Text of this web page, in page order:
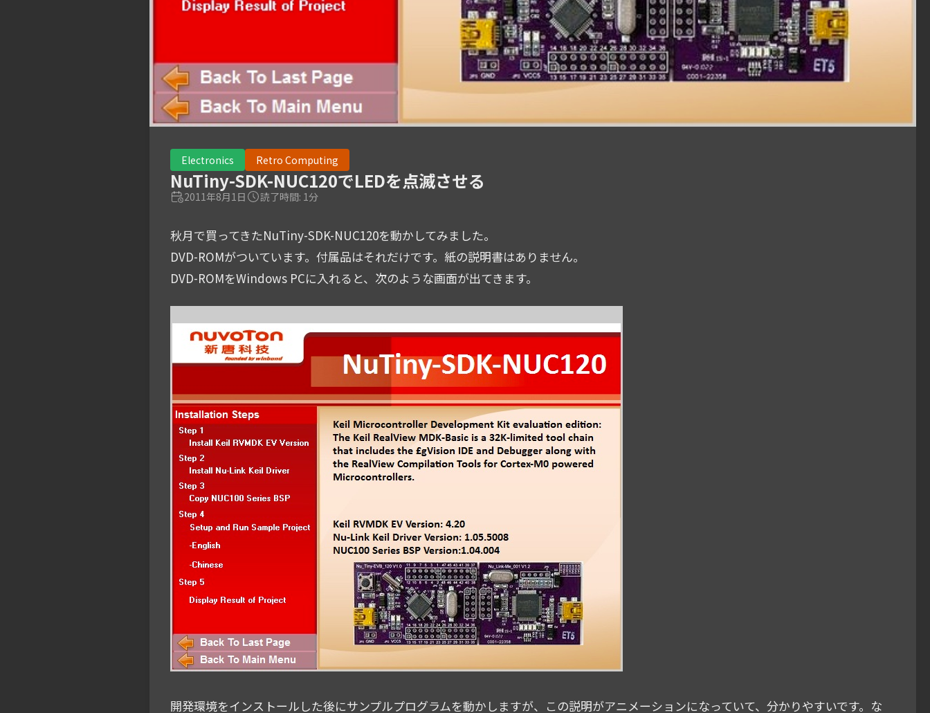
Electronics Retro Computing
NuTiny-SDK-NUC120でLEDを点滅させる
2011年8月1日 読了時間: 1分
秋月で買ってきたNuTiny-SDK-NUC120を動かしてみました。
DVD-ROMがついています。付属品はそれだけです。紙の説明書はありません。
DVD-ROMをWindows PCに入れると、次のような画面が出てきます。
開発環境をインストールした後にサンプルプログラムを動かしますが、この説明がアニメーションになっていて、分かりやすいです。な